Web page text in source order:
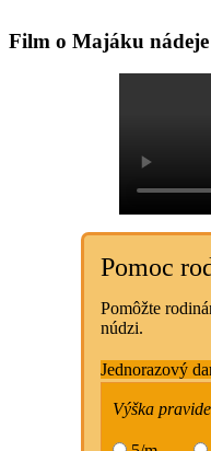
Film o Majáku nádeje